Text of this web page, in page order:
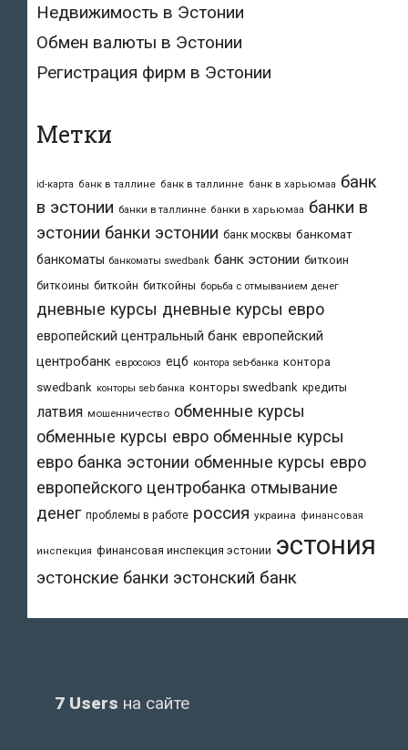
Недвижимость в Эстонии
Обмен валюты в Эстонии
Регистрация фирм в Эстонии
Метки
id-карта банк в таллине банк в таллинне банк в харьюмаа банк
в эстонии банки в таллинне банки в харьюмаа банки в
эстонии банки эстонии банк москвы банкомат
банкоматы банкоматы swedbank банк эстонии биткоин
биткоины биткойн биткойны борьба с отмыванием денег
дневные курсы дневные курсы евро
европейский центральный банк европейский
центробанк евросоюз ецб контора seb-банка контора
swedbank конторы seb банка конторы swedbank кредиты
латвия мошенничество обменные курсы
обменные курсы евро обменные курсы
евро банка эстонии обменные курсы евро
европейского центробанка отмывание
денег проблемы в работе россия украина финансовая
инспекция финансовая инспекция эстонии эстония
эстонские банки эстонский банк
7 Users на сайте